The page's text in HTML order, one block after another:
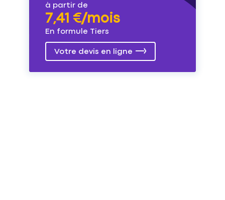
à partir de
7,41 €/mois
En formule Tiers
Votre devis en ligne